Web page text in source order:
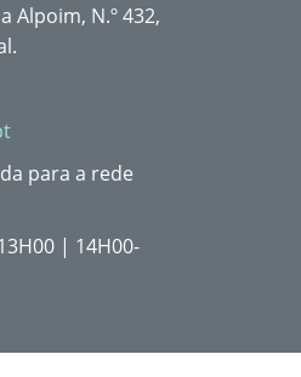
Alpoim, N.º 432,
para a rede
| 14H00-